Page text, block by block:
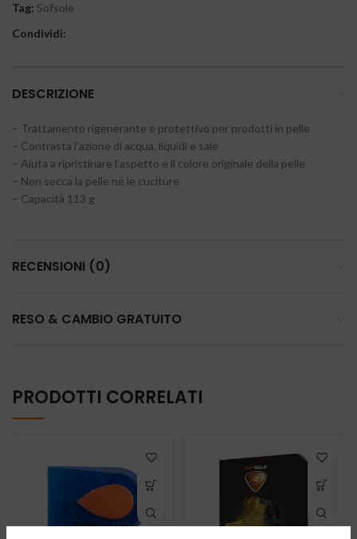
Tag: Sofsole
Condividi:
DESCRIZIONE
– Trattamento rigenerante e protettivo per prodotti in pelle
– Contrasta l’azione di acqua, liquidi e sale
– Aiuta a ripristinare l’aspetto e il colore originale della pelle
– Non secca la pelle né le cuciture
– Capacità 113 g
RECENSIONI (0)
RESO & CAMBIO GRATUITO
PRODOTTI CORRELATI